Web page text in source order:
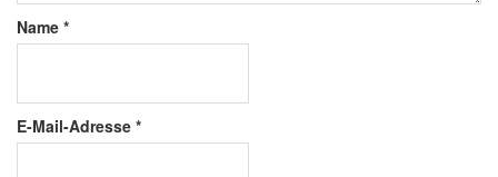
Name *
E-Mail-Adresse *